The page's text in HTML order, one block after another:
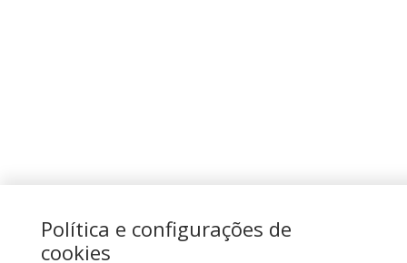
Política e configurações de
cookies